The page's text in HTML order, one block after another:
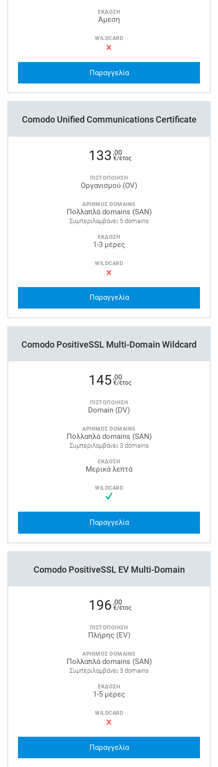
ΕΚΔΟΣΗ
Άμεση
WILDCARD
Παραγγελία
Comodo Unified Communications Certificate
133 ,00
€/έτος
ΠΙΣΤΟΠΟΙΗΣΗ
Οργανισμού (OV)
ΑΡΙΘΜΟΣ DOMAINS
Πολλαπλά domains (SAN)
Συμπεριλαμβάνει 5 domains
ΕΚΔΟΣΗ
1-3 μέρες
WILDCARD
Παραγγελία
Comodo PositiveSSL Multi-Domain Wildcard
145 ,00
€/έτος
ΠΙΣΤΟΠΟΙΗΣΗ
Domain (DV)
ΑΡΙΘΜΟΣ DOMAINS
Πολλαπλά domains (SAN)
Συμπεριλαμβάνει 3 domains
ΕΚΔΟΣΗ
Μερικά λεπτά
WILDCARD
Παραγγελία
Comodo PositiveSSL EV Multi-Domain
196 ,00
€/έτος
ΠΙΣΤΟΠΟΙΗΣΗ
Πλήρης (EV)
ΑΡΙΘΜΟΣ DOMAINS
Πολλαπλά domains (SAN)
Συμπεριλαμβάνει 3 domains
ΕΚΔΟΣΗ
1-5 μέρες
WILDCARD
Παραγγελία